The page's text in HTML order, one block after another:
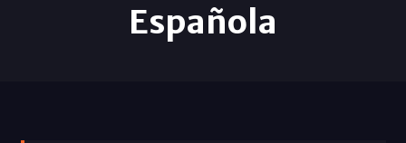
Española